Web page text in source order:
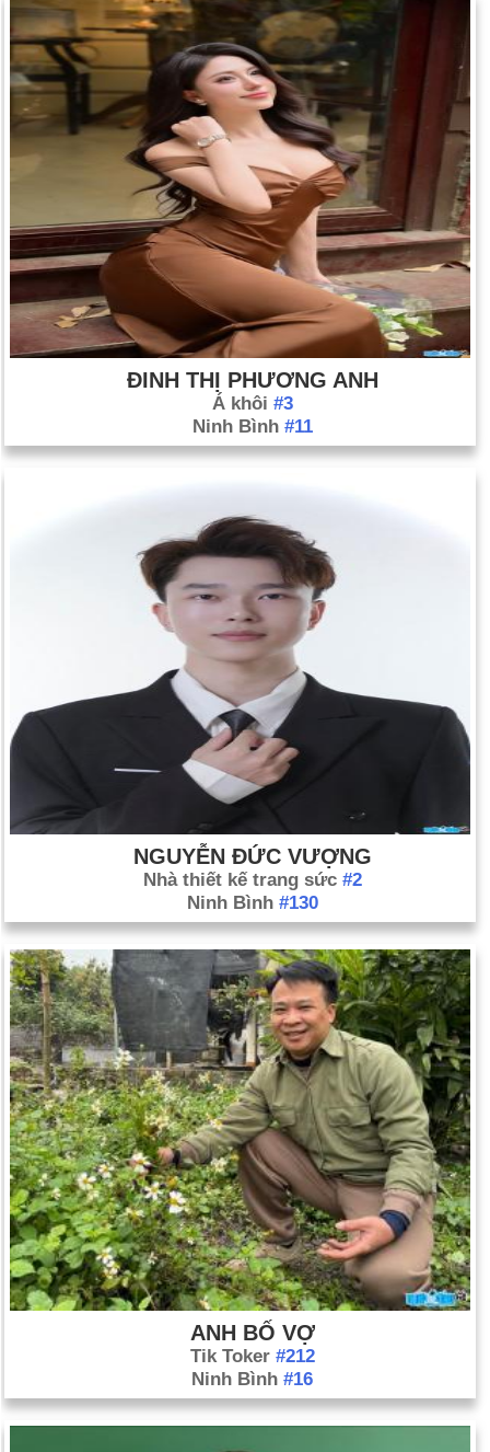
ĐINH THỊ PHƯƠNG ANH
Á khôi #3
Ninh Bình #11
NGUYỄN ĐỨC VƯỢNG
Nhà thiết kế trang sức #2
Ninh Bình #130
ANH BỐ VỢ
Tik Toker #212
Ninh Bình #16